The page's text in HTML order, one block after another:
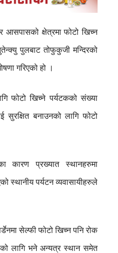
आसपासको क्षेत्रमा फोटो खिच्न
पुलबाट तोफुकुजी मन्दिरको
गरिएको हो ।
फोटो खिच्ने पर्यटकको संख्या
सुरक्षित बनाउनको लागि फोटो
कारण प्रख्यात स्थानहरुमा
स्थानीय पर्यटन व्यवासायीहरुले
सेल्फी फोटो खिच्न पनि रोक
लागि भने अन्यत्र स्थान समेत